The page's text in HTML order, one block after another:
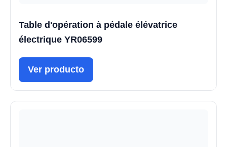
Table d'opération à pédale élévatrice
électrique YR06599
Ver producto